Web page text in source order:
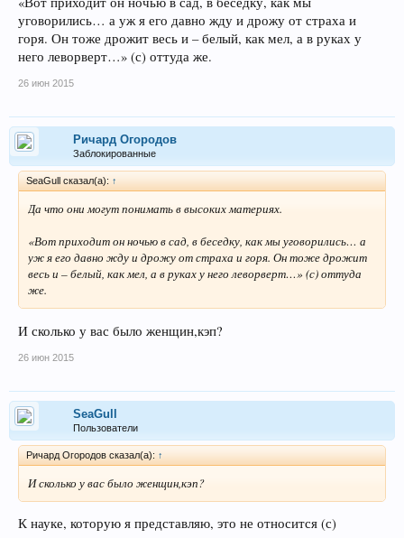
уговорились… а уж я его давно жду и дрожу от страха и
горя. Он тоже дрожит весь и – белый, как мел, а в руках у
него леворверт…» (с) оттуда же.
26 июн 2015
Ричард Огородов
Заблокированные
SeaGull сказал(а): ↑
Да что они могут понимать в высоких материях.
«Вот приходит он ночью в сад, в беседку, как мы уговорились… а
уж я его давно жду и дрожу от страха и горя. Он тоже дрожит
весь и – белый, как мел, а в руках у него леворверт…» (с) оттуда
же.
И сколько у вас было женщин,кэп?
26 июн 2015
SeaGull
Пользователи
Ричард Огородов сказал(а): ↑
И сколько у вас было женщин,кэп?
К науке, которую я представляю, это не относится (с)